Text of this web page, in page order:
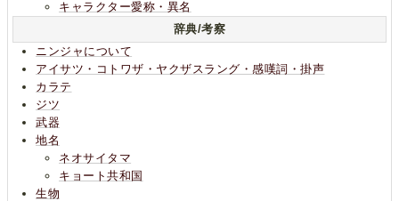
キャラクター愛称・異名
辞典/考察
ニンジャについて
アイサツ・コトワザ・ヤクザスラング・感嘆詞・掛声
カラテ
ジツ
武器
地名
ネオサイタマ
キョート共和国
生物